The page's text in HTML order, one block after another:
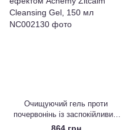
Очищуючий гель проти
почервонінь із заспокійливим
ефектом Acnemy Zitcalm
864 грн